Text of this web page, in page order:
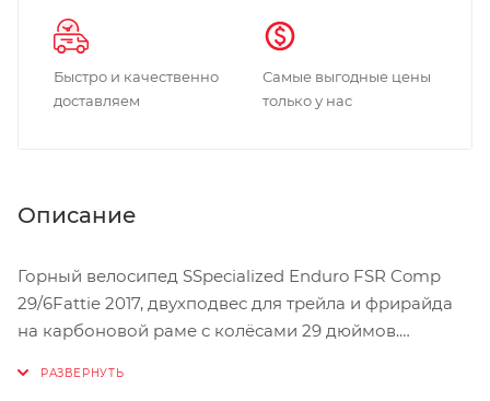
Быстро и качественно
доставляем
Самые выгодные цены
только у нас
Описание
Горный велосипед SSpecialized Enduro FSR Comp
29/6Fattie 2017, двухподвес для трейла и фрирайда
на карбоновой раме с колёсами 29 дюймов.